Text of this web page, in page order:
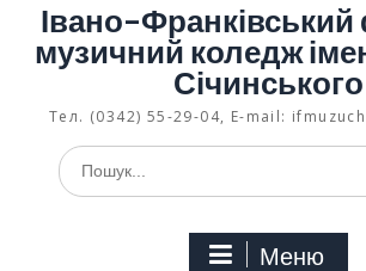
Івано-
музичний коледж
Січинського
Тел. (0342) 55-29-04, E-mail:
Шукати:
Меню